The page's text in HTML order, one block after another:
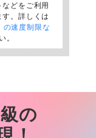
どをご利用
。詳しくは
速度制限な
。
4NEXTのみ
通信速度が
の